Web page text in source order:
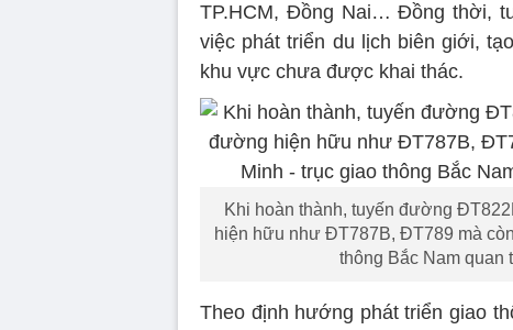
TP.HCM, Đồng Nai… Đồng thời,
việc phát triển du lịch biên giới,
khu vực chưa được khai thác.
Khi hoàn thành, tuyến đường
hiện hữu như ĐT787B, ĐT789 mà
thông Bắc Nam quan
Theo định hướng phát triển giao